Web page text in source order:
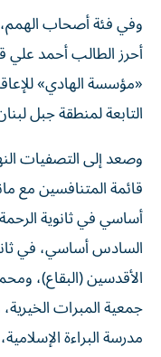
أحرز الطالب أحمد
«مؤسسة الهادي»
التابعة لمنطقة جبل
وصعد إلى التصفيات
قائمة المتنافسين مع
أساسي في ثانوية
السادس أساسي، في
الأقدسين (البقاع)،
جمعية المبرات
مدرسة البراءة